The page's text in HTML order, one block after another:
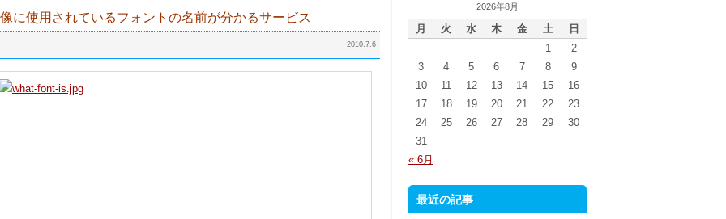
に使用されているフォントの名前が分かるサービス
2010.7.6
2026年8月
月 火 水 木 金 土
日
1
2
3
4 5 6 7 8
9
10
11 12 13 14 15
16
17
18 19 20 21 22
23
24
25 26 27 28 29
30
31
« 6月
最近の記事